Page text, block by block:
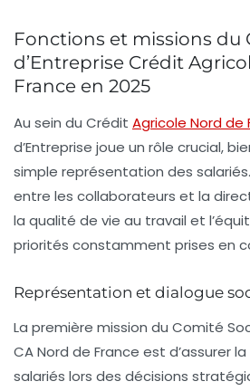
Fonctions et missions du
d’Entreprise Crédit
France en 2025
Au sein du Crédit Agricole Nord de
d’Entreprise joue un rôle crucial,
simple représentation des
entre les collaborateurs et la
la qualité de vie au travail et
priorités constamment prises en
Représentation et dialogue
La première mission du Comité
CA Nord de France est d’assurer
salariés lors des décisions